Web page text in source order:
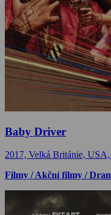
Baby Driver
2017, Velká Británie,
Filmy / Akční filmy /